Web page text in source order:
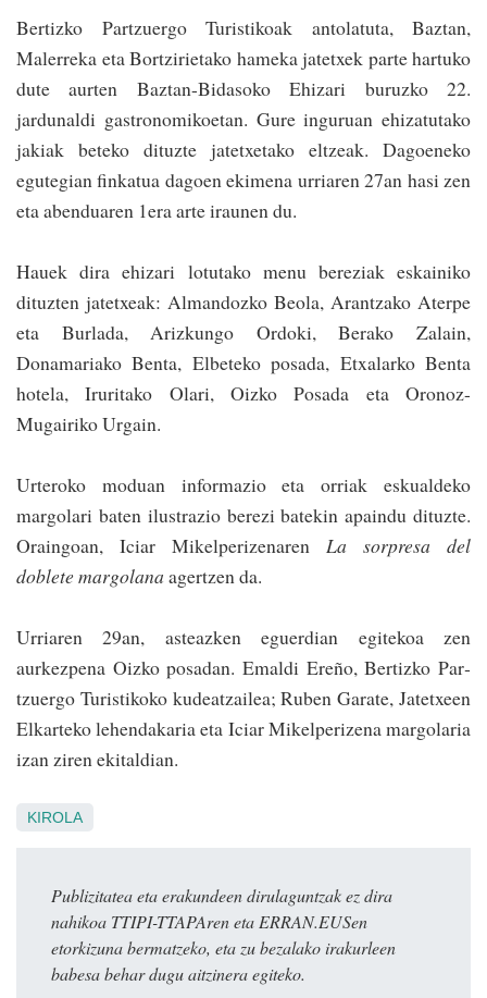
Bertizko Partzuergo Turistikoak antolatuta, Baztan,
Malerreka eta Bortzirietako hameka jatetxek parte hartuko
dute aurten Baztan-Bidasoko Ehizari buruzko 22.
jardunaldi gastronomikoetan. Gure inguruan ehizatutako
jakiak beteko dituzte jatetxetako eltzeak. Dagoeneko
egutegian finkatua dagoen ekimena urriaren 27an hasi zen
eta abenduaren 1era arte iraunen du.
Hauek dira ehizari lotutako menu bereziak eskainiko
dituzten jatetxeak: Almandozko Beola, Arantzako Aterpe
eta Burlada, Arizkun­go Ordoki, Berako Zalain,
Donamariako Benta, Elbeteko posada, Etxalarko Benta
hotela, Iruritako Olari, Oizko Posada eta Oronoz-
Mugairiko Urgain.
Urteroko moduan informazio eta orriak eskualdeko
margolari baten ilustrazio berezi batekin apaindu dituzte.
Oraingoan, Iciar Mikelperizenaren La sorpresa del
doblete margolana agertzen da.
Urriaren 29an, asteazken eguerdian egitekoa zen
aurkezpena Oizko posadan. Emaldi Ereño, Bertizko Par­
tzuergo Turistikoko kudeatzailea; Ruben Garate, Jatetxeen
Elkarteko lehendakaria eta Iciar Mikelperizena margolaria
izan ziren ekitaldian.
KIROLA
Publizitatea eta erakundeen dirulaguntzak ez dira
nahikoa TTIPI-TTAPAren eta ERRAN.EUSen
etorkizuna bermatzeko, eta zu bezalako irakurleen
babesa behar dugu aitzinera egiteko.